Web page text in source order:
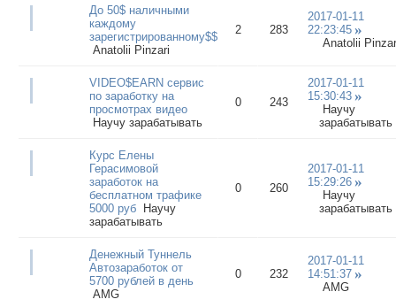
До 50$ наличными
каждому
зарегистрированному$$$
Anatolii Pinzari
2 283
2017-01-11
22:23:45
Anatolii
VIDEO$EARN сервис
по заработку на
просмотрах видео
Научу зарабатывать
0 243
2017-01-11
15:30:43
Научу
зарабатывать
Курс Елены
Герасимовой
заработок на
бесплатном трафике
5000 руб
Научу
зарабатывать
0 260
2017-01-11
15:29:26
Научу
зарабатывать
Денежный Туннель
Автозаработок от
5700 рублей в день
AMG
0 232
2017-01-11
14:51:37
AMG